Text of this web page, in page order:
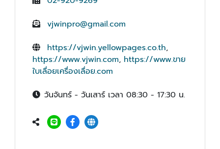
vjwinpro@gmail.com
https://vjwin.yellowpages.co.th,
https://www.vjwin.com, https://www.ขาย
ใบเลื่อยเครื่องเลื่อย.com
วันจันทร์ - วันเสาร์ เวลา 08:30 - 17:30 น.